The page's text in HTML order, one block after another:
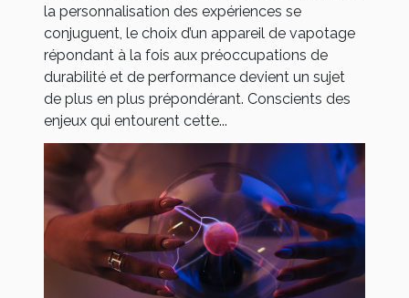
la personnalisation des expériences se
conjuguent, le choix d’un appareil de vapotage
répondant à la fois aux préoccupations de
durabilité et de performance devient un sujet
de plus en plus prépondérant. Conscients des
enjeux qui entourent cette...